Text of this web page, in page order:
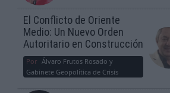
El Conflicto de Oriente
Medio: Un Nuevo Orden
Autoritario en Construcción
Por Álvaro Frutos Rosado y
Gabinete Geopolítica de Crisis